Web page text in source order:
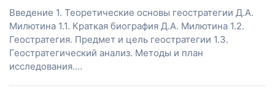
Введение 1. Теоретические основы геостратегии Д.А.
Милютина 1.1. Краткая биография Д.А. Милютина 1.2.
Геостратегия. Предмет и цель геостратегии 1.3.
Геостратегический анализ. Методы и план
исследования.…